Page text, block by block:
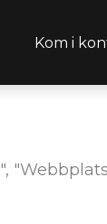
Kom i